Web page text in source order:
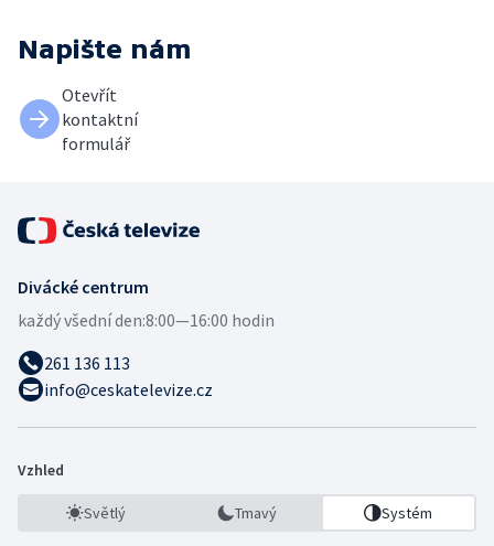
Napište nám
Otevřít
kontaktní
formulář
Divácké centrum
každý všední den:8:00—16:00 hodin
261 136 113
info@ceskatelevize.cz
Vzhled
Světlý Tmavý Systém